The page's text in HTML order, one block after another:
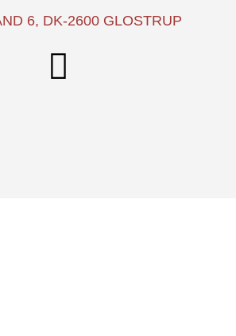
6, DK-2600 GLOSTRUP